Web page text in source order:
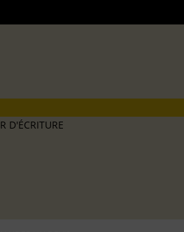
D'ÉCRITURE